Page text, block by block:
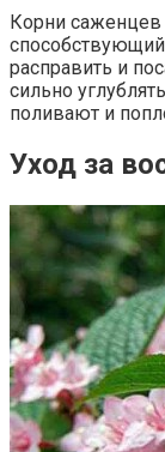
Корни саженцев
расправить и
сильно
поливают и
Уход за